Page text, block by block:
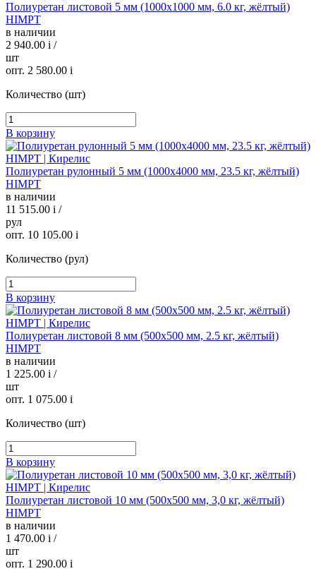
Полиуретан листовой 5 мм (1000х1000 мм, 6.0 кг, жёлтый)
HIMPT
в наличии
2 940.00 i /
шт
опт. 2 580.00 i
Количество (шт)
В корзину
Полиуретан рулонный 5 мм (1000х4000 мм, 23.5 кг, жёлтый)
HIMPT
в наличии
11 515.00 i /
рул
опт. 10 105.00 i
Количество (рул)
В корзину
Полиуретан листовой 8 мм (500х500 мм, 2.5 кг, жёлтый)
HIMPT
в наличии
1 225.00 i /
шт
опт. 1 075.00 i
Количество (шт)
В корзину
Полиуретан листовой 10 мм (500х500 мм, 3,0 кг, жёлтый)
HIMPT
в наличии
1 470.00 i /
шт
опт. 1 290.00 i